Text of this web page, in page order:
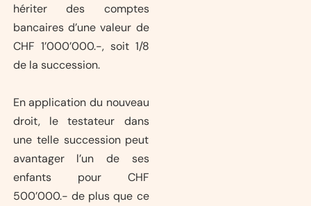
hériter des comptes
bancaires d’une valeur de
CHF 1’000’000.-, soit 1/8
de la succession.
En application du nouveau
droit, le testateur dans
une telle succession peut
avantager l’un de ses
enfants pour CHF
500’000.- de plus que ce